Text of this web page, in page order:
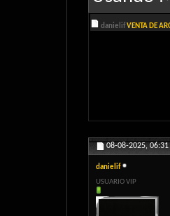
danielifVENTA DE
08-08-2025, 06:31
danielif
USUARIO VIP